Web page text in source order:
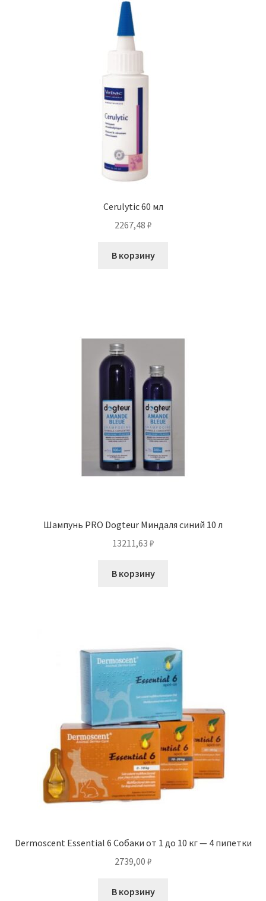
Cerulytic 60 мл
2267,48 ₽
В корзину
Шампунь PRO Dogteur Миндаля синий 10 л
13211,63 ₽
В корзину
Dermoscent Essential 6 Собаки от 1 до 10 кг — 4 пипетки
2739,00 ₽
В корзину